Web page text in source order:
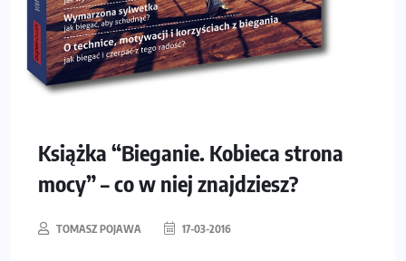
Książka “Bieganie. Kobieca strona
mocy” – co w niej znajdziesz?
TOMASZ POJAWA 17-03-2016